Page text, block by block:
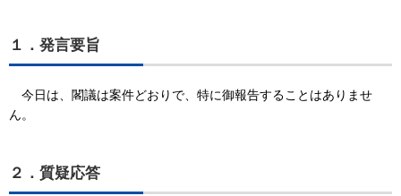
１．発言要旨
今日は、閣議は案件どおりで、特に御報告することはありませ
ん。
２．質疑応答